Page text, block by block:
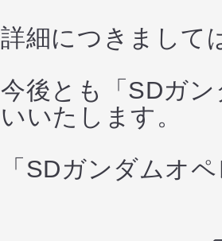
詳細につきまして
今後とも「SDガ
いいたします。
「SDガンダムオ